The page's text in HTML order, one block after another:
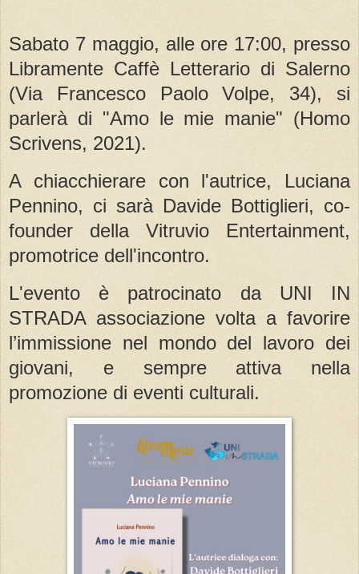
Sabato 7 maggio, alle ore 17:00, presso
Libramente Caffè Letterario di Salerno
(Via Francesco Paolo Volpe, 34), si
parlerà di "Amo le mie manie" (Homo
Scrivens, 2021).
A chiacchierare con l'autrice, Luciana
Pennino, ci sarà Davide Bottiglieri, co-
founder della Vitruvio Entertainment,
promotrice dell'incontro.
L'evento è patrocinato da UNI IN
STRADA associazione volta a favorire
l’immissione nel mondo del lavoro dei
giovani, e sempre attiva nella
promozione di eventi culturali.